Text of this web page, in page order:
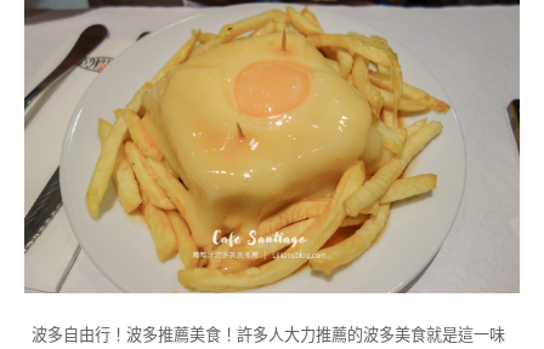
波多自由行！波多推薦美食！許多人大力推薦的波多美食就是這一味